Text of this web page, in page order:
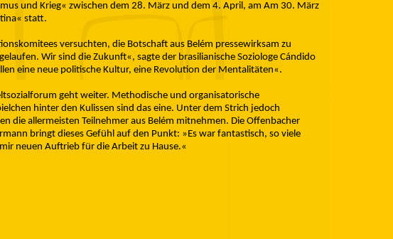
und Krieg« zwischen dem 28. März und dem 4. April, am Am 30. März
statt.
versuchten, die Botschaft aus Belém pressewirksam zu
Wir sind die Zukunft«, sagte der brasilianische Soziologe Cándido
eine neue politische Kultur, eine Revolution der Mentalitäten«.
geht weiter. Methodische und organisatorische
hinter den Kulissen sind das eine. Unter dem Strich jedoch
die allermeisten Teilnehmer aus Belém mitnehmen. Die Offenbacher
bringt dieses Gefühl auf den Punkt: »Es war fantastisch, so viele
neuen Auftrieb für die Arbeit zu Hause.«